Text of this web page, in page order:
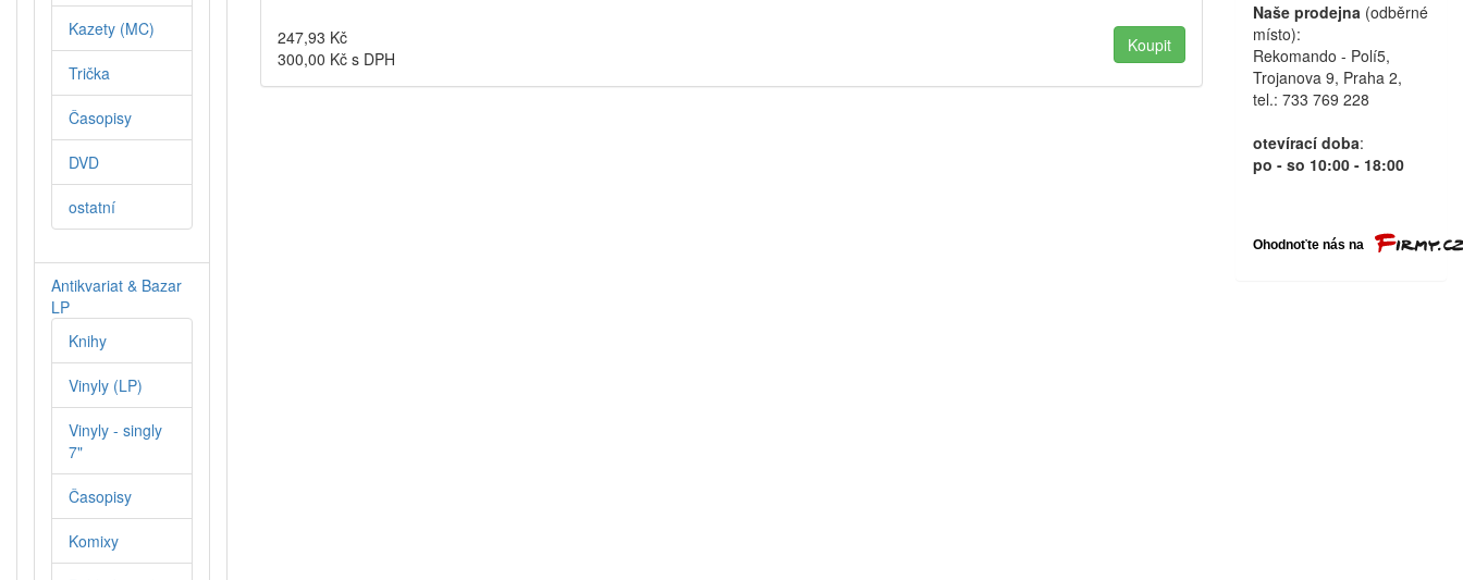
247,93 Kč
300,00 Kč s DPH
Kazety (MC)
Trička
Časopisy
DVD
ostatní
Antikvariat & Bazar
LP
Knihy
Vinyly (LP)
Vinyly - singly
7"
Časopisy
Komixy
Naše prodejna (odběrné
místo):
Rekomando - Polí5,
Trojanova 9, Praha 2,
tel.: 733 769 228
otevírací doba:
po - so 10:00 - 18:00